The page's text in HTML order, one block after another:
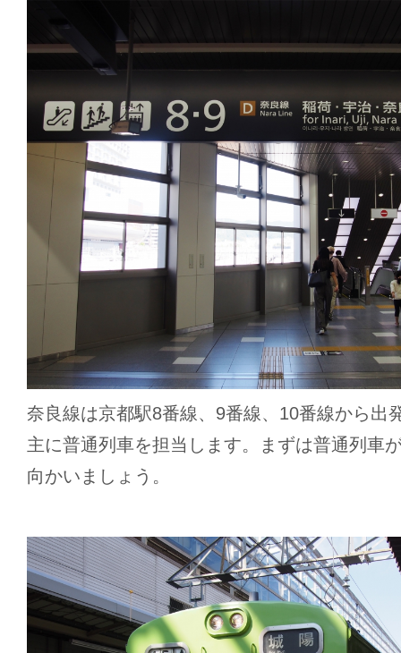
奈良線は京都駅8番線、9番線、10番線から出
主に普通列車を担当します。まずは普通列車
向かいましょう。